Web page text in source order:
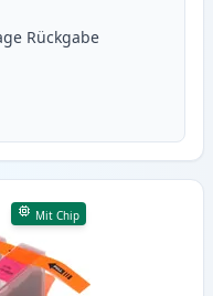
Rückgabe
Mit Chip